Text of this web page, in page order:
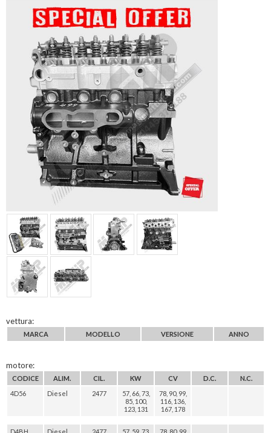
vettura:
MARCA MODELLO VERSIONE ANNO
motore:
CODICE ALIM. CIL. KW CV D.C.
N.C.
4D56
Diesel 2477
57, 66, 73,
85, 100,
123, 131
78, 90, 99,
116, 136,
167, 178
D4BH Diesel 2477 57, 59, 73, 78, 80, 99